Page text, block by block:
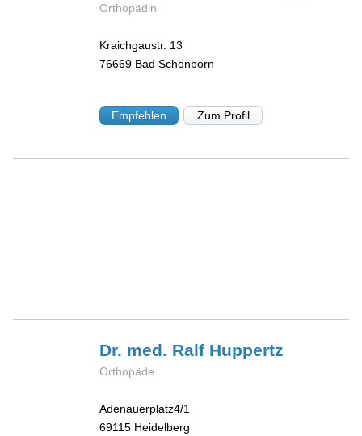
Orthopädin
Kraichgaustr. 13
76669 Bad Schönborn
Empfehlen Zum Profil
Dr. med. Ralf Huppertz
Orthopäde
Adenauerplatz4/1
69115 Heidelberg